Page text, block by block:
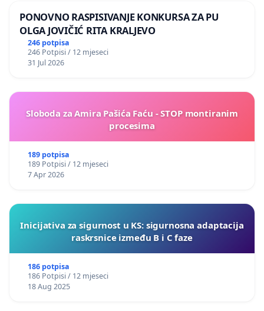
PONOVNO RASPISIVANJE KONKURSA ZA PU
OLGA JOVIČIĆ RITA KRALJEVO
246 potpisa
246 Potpisi / 12 mjeseci
31 Jul 2026
Sloboda za Amira Pašića Faću - STOP montiranim
procesima
189 potpisa
189 Potpisi / 12 mjeseci
7 Apr 2026
Inicijativa za sigurnost u KS: sigurnosna adaptacija
raskrsnice između B i C faze
186 potpisa
186 Potpisi / 12 mjeseci
18 Aug 2025